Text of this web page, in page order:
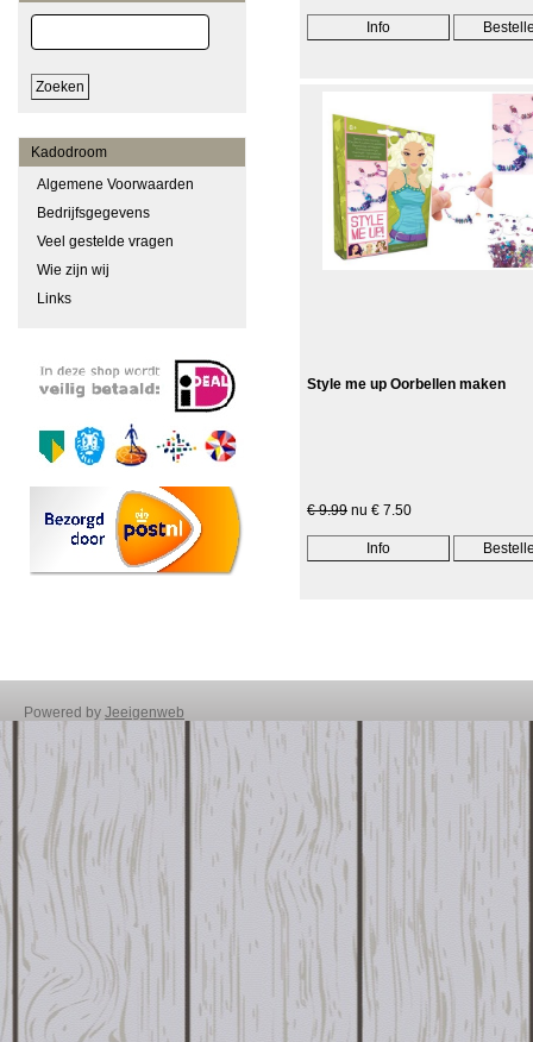
Kadodroom
Algemene Voorwaarden
Bedrijfsgegevens
Veel gestelde vragen
Wie zijn wij
Links
Style me up Oorbellen maken
€ 9.99 nu € 7.50
Powered by Jeeigenweb